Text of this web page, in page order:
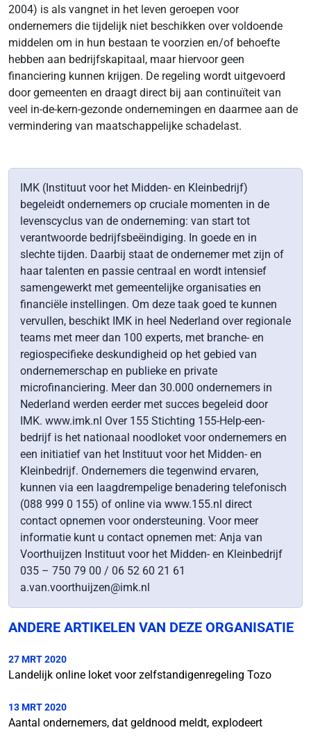
2004) is als vangnet in het leven geroepen voor
ondernemers die tijdelijk niet beschikken over voldoende
middelen om in hun bestaan te voorzien en/of behoefte
hebben aan bedrijfskapitaal, maar hiervoor geen
financiering kunnen krijgen. De regeling wordt uitgevoerd
door gemeenten en draagt direct bij aan continuïteit van
veel in-de-kern-gezonde ondernemingen en daarmee aan de
vermindering van maatschappelijke schadelast.
IMK (Instituut voor het Midden- en Kleinbedrijf)
begeleidt ondernemers op cruciale momenten in de
levenscyclus van de onderneming: van start tot
verantwoorde bedrijfsbeëindiging. In goede en in
slechte tijden. Daarbij staat de ondernemer met zijn of
haar talenten en passie centraal en wordt intensief
samengewerkt met gemeentelijke organisaties en
financiële instellingen. Om deze taak goed te kunnen
vervullen, beschikt IMK in heel Nederland over regionale
teams met meer dan 100 experts, met branche- en
regiospecifieke deskundigheid op het gebied van
ondernemerschap en publieke en private
microfinanciering. Meer dan 30.000 ondernemers in
Nederland werden eerder met succes begeleid door
IMK. www.imk.nl Over 155 Stichting 155-Help-een-
bedrijf is het nationaal noodloket voor ondernemers en
een initiatief van het Instituut voor het Midden- en
Kleinbedrijf. Ondernemers die tegenwind ervaren,
kunnen via een laagdrempelige benadering telefonisch
(088 999 0 155) of online via www.155.nl direct
contact opnemen voor ondersteuning. Voor meer
informatie kunt u contact opnemen met: Anja van
Voorthuijzen Instituut voor het Midden- en Kleinbedrijf
035 – 750 79 00 / 06 52 60 21 61
a.van.voorthuijzen@imk.nl
ANDERE ARTIKELEN VAN DEZE ORGANISATIE
27 MRT 2020
Landelijk online loket voor zelfstandigenregeling Tozo
13 MRT 2020
Aantal ondernemers, dat geldnood meldt, explodeert